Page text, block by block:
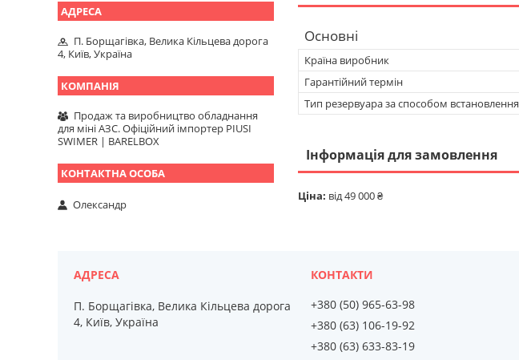
Основні
Країна виробник
Гарантійний термін
Тип резервуара за способом встановлення
Інформація для замовлення
Ціна: від 49 000 ₴
П. Борщагівка, Велика Кільцева дорога
4, Київ, Україна
Продаж та виробництво обладнання
для міні АЗС. Офіційний імпортер PIUSI
SWIMER | BARELBOX
Олександр
П. Борщагівка, Велика Кільцева дорога
4, Київ, Україна
+380 (50) 965-63-98
+380 (63) 106-19-92
+380 (63) 633-83-19